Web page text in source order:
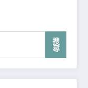
搜
尋